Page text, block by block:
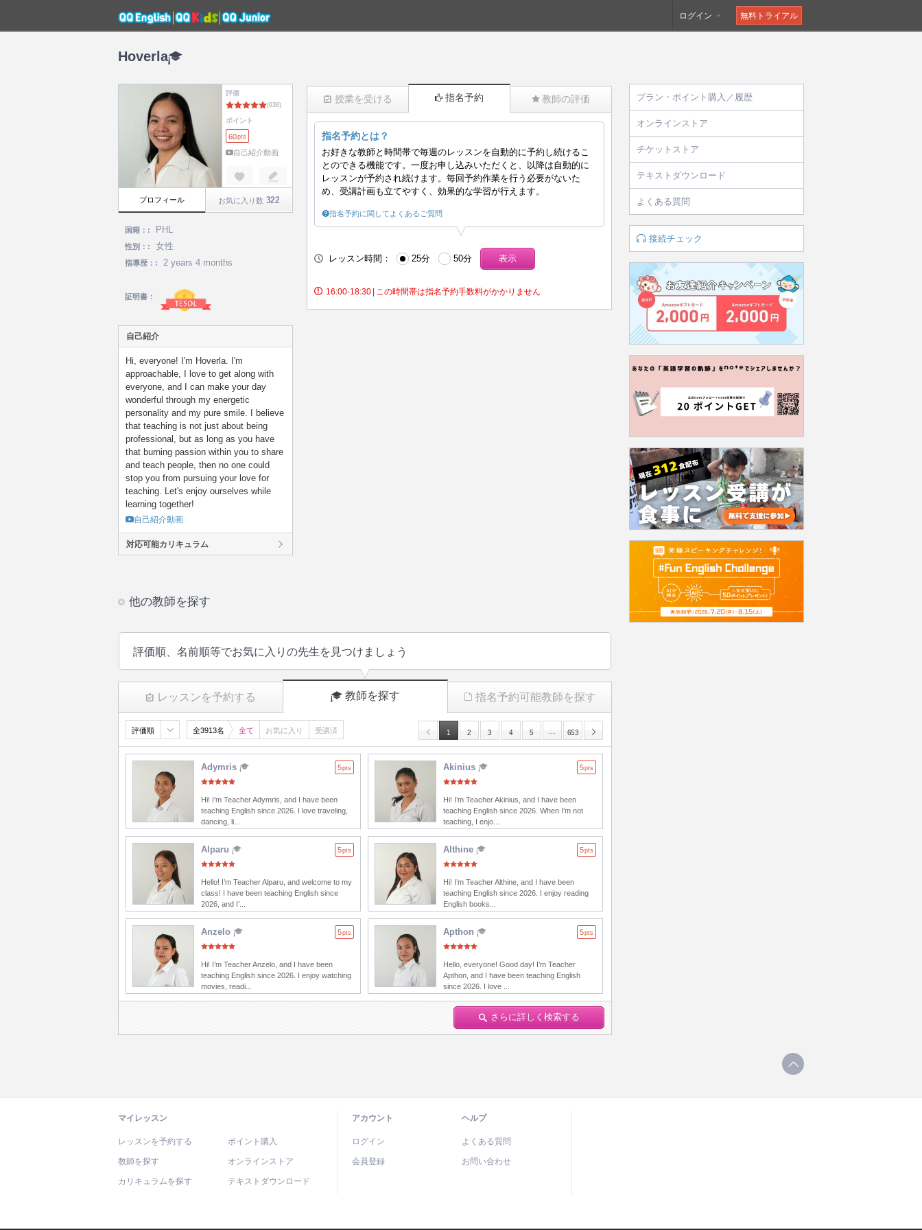
ログイン 無料トライアル
Hoverla
評価
(638)
ポイント
60pts
自己紹介動画
プロフィール お気に入り数 322
国籍：: PHL
性別：: 女性
指導歴：: 2 years 4 months
証明書：
自己紹介
Hi, everyone! I'm Hoverla. I'm
approachable, I love to get along with
everyone, and I can make your day
wonderful through my energetic
personality and my pure smile. I believe
that teaching is not just about being
professional, but as long as you have
that burning passion within you to share
and teach people, then no one could
stop you from pursuing your love for
teaching. Let's enjoy ourselves while
learning together!
自己紹介動画
対応可能カリキュラム
授業を受ける 指名予約 教師の評価
指名予約とは？
お好きな教師と時間帯で毎週のレッスンを自動的に予約し続けるこ
とのできる機能です。一度お申し込みいただくと、以降は自動的に
レッスンが予約され続けます。毎回予約作業を行う必要がないた
め、受講計画も立てやすく、効果的な学習が行えます。
指名予約に関してよくあるご質問
レッスン時間： 25分 50分
16:00-18:30 | この時間帯は指名予約手数料がかかりません
他の教師を探す
レッスンを予約する 教師を探す 指名予約可能教師を探す
評価順、名前順等でお気に入りの先生を見つけましょう
評価順 全3913名 全て お気に入り 受講済 1 2 3 4 5 … 653
Adymris 5pts
Hi! I’m Teacher Adymris, and I have been
teaching English since 2026. I love traveling,
dancing, li...
Akinius 5pts
Hi! I’m Teacher Akinius, and I have been
teaching English since 2026. When I’m not
teaching, I enjo...
Alparu 5pts
Hello! I’m Teacher Alparu, and welcome to my
class! I have been teaching English since
2026, and I’...
Althine 5pts
Hi! I’m Teacher Althine, and I have been
teaching English since 2026. I enjoy reading
English books...
Anzelo 5pts
Hi! I’m Teacher Anzelo, and I have been
teaching English since 2026. I enjoy watching
movies, readi...
Apthon 5pts
Hello, everyone! Good day! I’m Teacher
Apthon, and I have been teaching English
since 2026. I love ...
さらに詳しく検索する
プラン・ポイント購入／履歴
オンラインストア
チケットストア
テキストダウンロード
よくある質問
接続チェック
マイレッスン
レッスンを予約する ポイント購入
教師を探す オンラインストア
カリキュラムを探す テキストダウンロード
アカウント
ログイン
会員登録
ヘルプ
よくある質問
お問い合わせ